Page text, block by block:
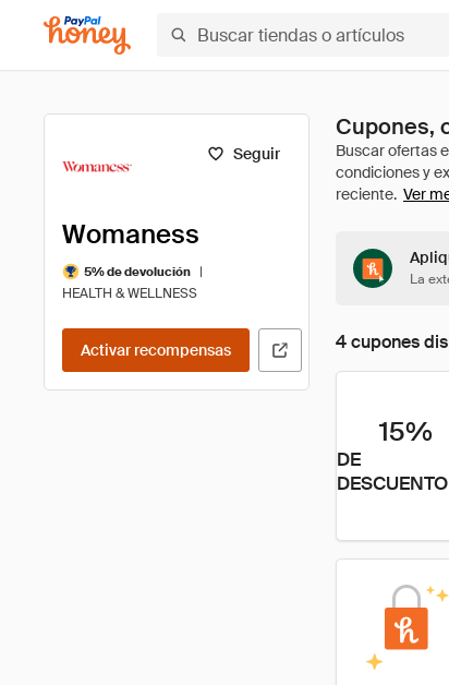
Seguir
Womaness
5% de devolución
|
HEALTH & WELLNESS
Activar recompensas
Cupones,
Ver
La
4 cupones
15%
DE
DESCUENTO